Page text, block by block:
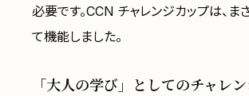
必要です。CCN チャレンジカップは、ま
て機能しました。
「大人の学び」としてのチャレ